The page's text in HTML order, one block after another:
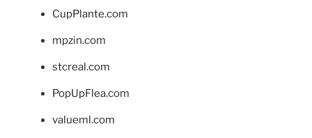
CupPlante.com
mpzin.com
stcreal.com
PopUpFlea.com
valueml.com